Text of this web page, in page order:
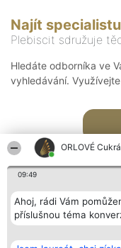
ORLOVÉ
09:49
Ahoj, rádi Vám
příslušnou téma
Najít specialistu
Plebiscit sdružuje
Hledáte odborníka ve
vyhledávání.
Bright Side Solutions sp. z o.